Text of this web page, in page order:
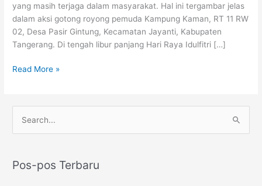
yang masih terjaga dalam masyarakat. Hal ini tergambar jelas
dalam aksi gotong royong pemuda Kampung Kaman, RT 11 RW
02, Desa Pasir Gintung, Kecamatan Jayanti, Kabupaten
Tangerang. Di tengah libur panjang Hari Raya Idulfitri […]
Read More »
iPos-pos Terbaru